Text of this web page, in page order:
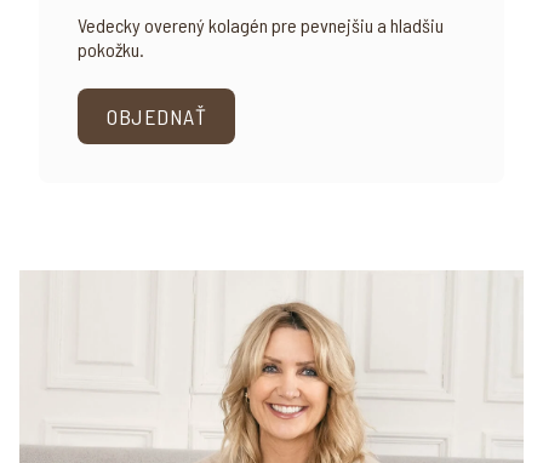
Vedecky overený kolagén pre pevnejšiu a hladšiu
pokožku.
OBJEDNAŤ